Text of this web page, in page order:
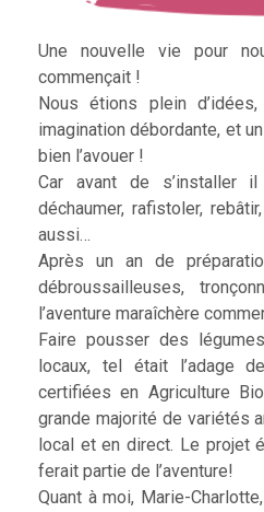
Une nouvelle vie pour
commençait !
Nous étions plein
imagination débordante, et
bien l’avouer !
Car avant de s’installer
déchaumer, rafistoler,
aussi…
Après un an de
débroussailleuses,
l’aventure maraîchère
Faire pousser des
locaux, tel était l’adage
certifiées en Agriculture
grande majorité de variétés
local et en direct. Le projet
ferait partie de l’aventure!
Quant à moi, Marie-